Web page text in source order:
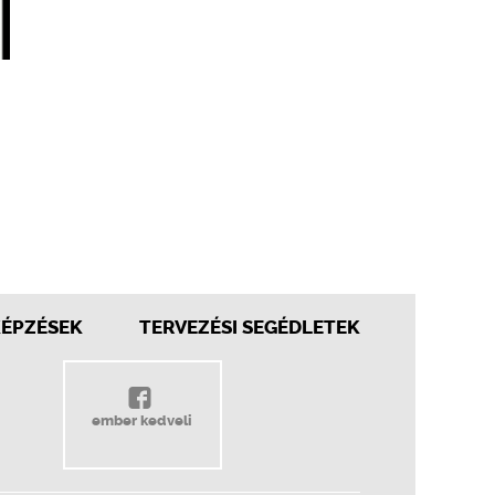
TERVEZÉSI SEGÉDLETEK
ember kedveli